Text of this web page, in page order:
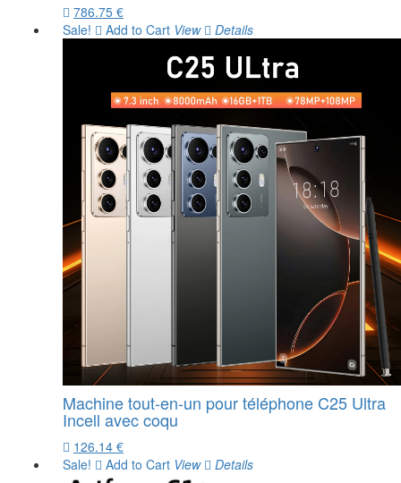
786.75 €
Sale!
Add to Cart View Details
Machine tout-en-un pour téléphone C25 Ultra
Incell avec coqu
126.14 €
Sale!
Add to Cart View Details